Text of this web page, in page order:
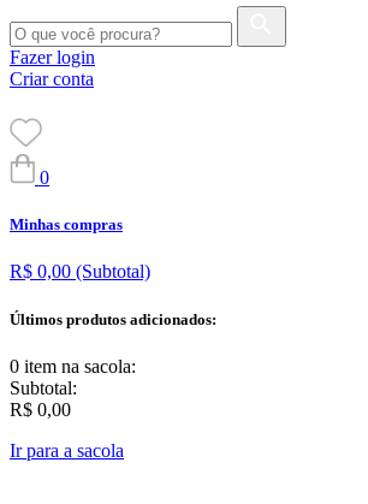
Fazer login
Criar conta
0
Minhas compras
R$ 0,00 (Subtotal)
Últimos produtos adicionados:
0 item na sacola:
Subtotal:
R$ 0,00
Ir para a sacola